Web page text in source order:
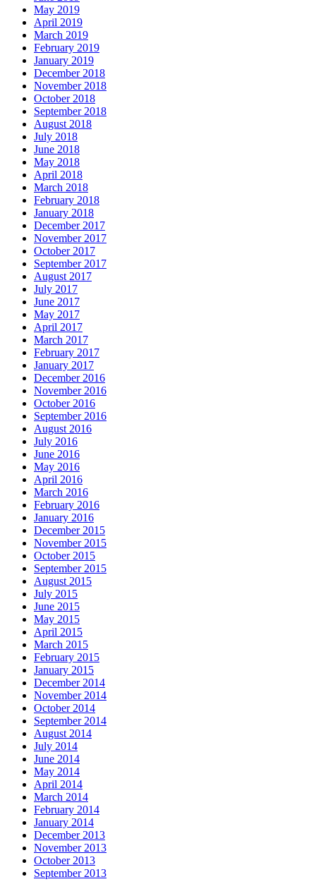
May 2019
April 2019
March 2019
February 2019
January 2019
December 2018
November 2018
October 2018
September 2018
August 2018
July 2018
June 2018
May 2018
April 2018
March 2018
February 2018
January 2018
December 2017
November 2017
October 2017
September 2017
August 2017
July 2017
June 2017
May 2017
April 2017
March 2017
February 2017
January 2017
December 2016
November 2016
October 2016
September 2016
August 2016
July 2016
June 2016
May 2016
April 2016
March 2016
February 2016
January 2016
December 2015
November 2015
October 2015
September 2015
August 2015
July 2015
June 2015
May 2015
April 2015
March 2015
February 2015
January 2015
December 2014
November 2014
October 2014
September 2014
August 2014
July 2014
June 2014
May 2014
April 2014
March 2014
February 2014
January 2014
December 2013
November 2013
October 2013
September 2013